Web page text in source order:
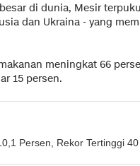
di dunia, Mesir
dan Ukraina - yang
meningkat 66
15 persen.
Persen, Rekor Tertinggi 40